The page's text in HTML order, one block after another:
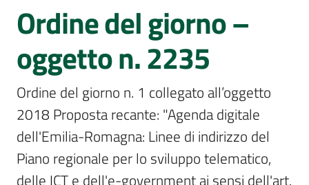
Per
i
media
Per
Ordine del giorno –
oggetto n. 2235
Ordine del giorno n. 1 collegato all’oggetto
2018 Proposta recante: "Agenda digitale
dell'Emilia-Romagna: Linee di indirizzo del
Piano regionale per lo sviluppo telematico,
delle ICT e dell'e-government ai sensi dell'art.